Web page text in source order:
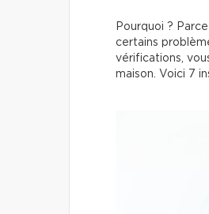
Pourquoi ?
certains
vérifications,
maison. Voici 7